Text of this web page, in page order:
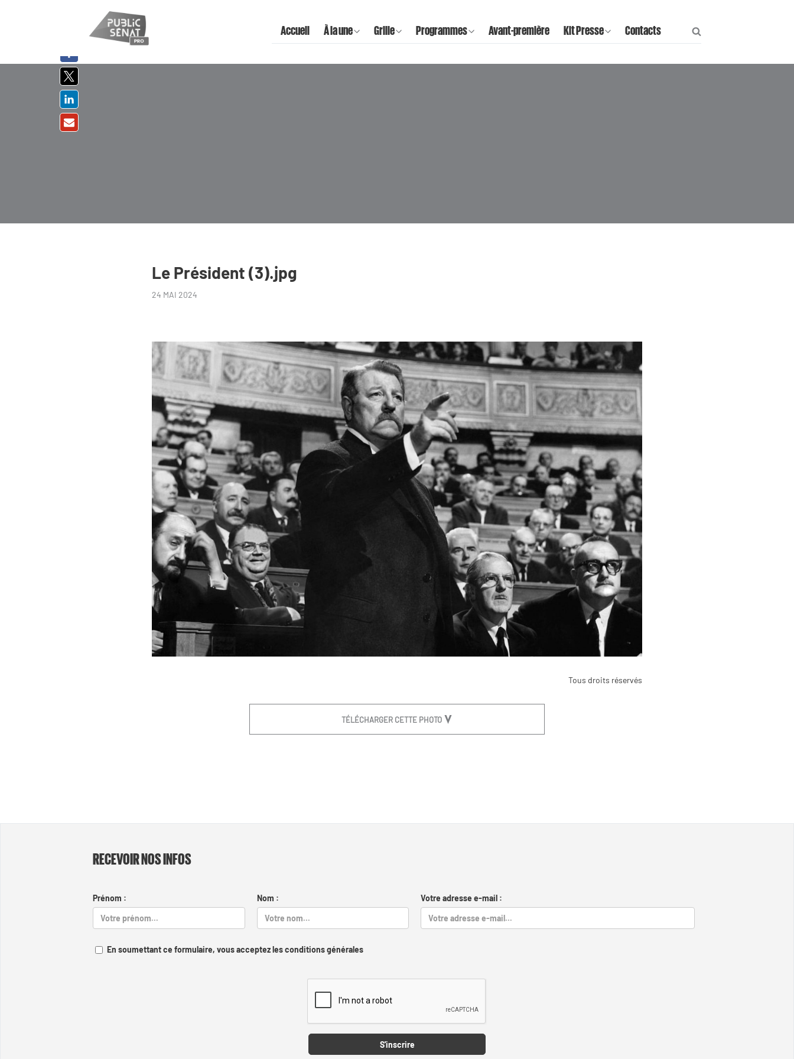
Accueil À la une Grille Programmes Avant-première Kit Presse Contacts
Le Président (3).jpg
24 MAI 2024
Tous droits réservés
TÉLÉCHARGER CETTE PHOTO
RECEVOIR NOS INFOS
Prénom : Nom : Votre adresse e-mail :
En soumettant ce formulaire, vous acceptez les conditions générales
S'inscrire